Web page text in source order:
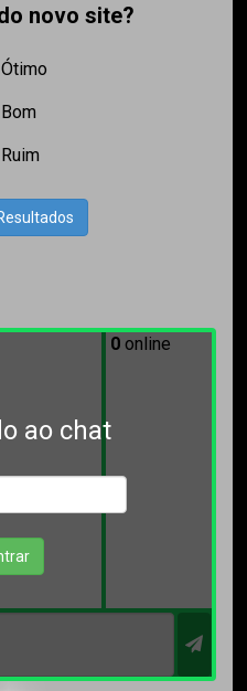
novo site?
Ótimo
Bom
Ruim
ao chat
0online